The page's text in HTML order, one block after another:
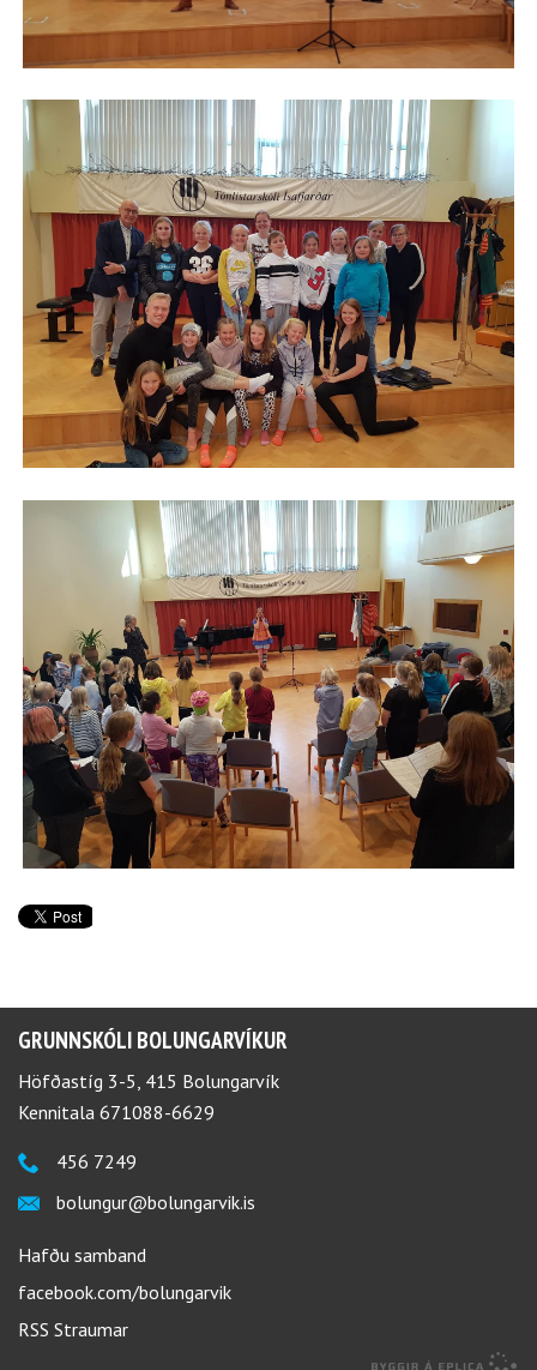
GRUNNSKÓLI BOLUNGARVÍKUR
Höfðastíg 3-5, 415 Bolungarvík
Kennitala 671088-6629
456 7249
bolungur@bolungarvik.is
Hafðu samband
facebook.com/bolungarvik
RSS Straumar